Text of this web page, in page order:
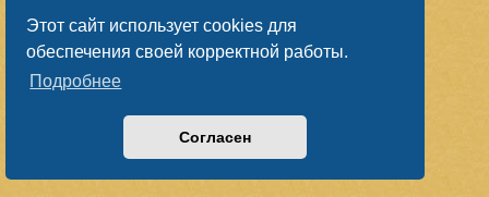
Этот сайт использует cookies для
обеспечения своей корректной работы.
Подробнее
Согласен